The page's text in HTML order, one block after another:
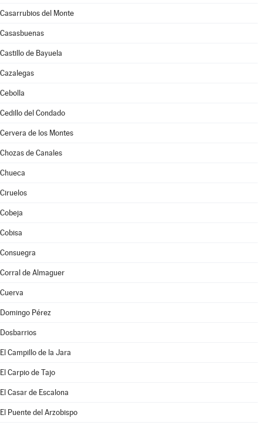
Casarrubios del Monte
Casasbuenas
Castillo de Bayuela
Cazalegas
Cebolla
Cedillo del Condado
Cervera de los Montes
Chozas de Canales
Chueca
Ciruelos
Cobeja
Cobisa
Consuegra
Corral de Almaguer
Cuerva
Domingo Pérez
Dosbarrios
El Campillo de la Jara
El Carpio de Tajo
El Casar de Escalona
El Puente del Arzobispo